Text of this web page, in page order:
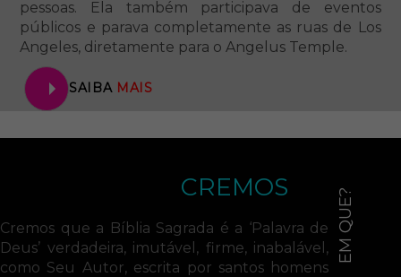
pessoas. Ela também participava de eventos
públicos e parava completamente as ruas de Los
Angeles, diretamente para o Angelus Temple.
SAIBA MAIS
CREMOS
EM QUE?
Cremos que a Bíblia Sagrada é a ‘Palavra de
Deus’ verdadeira, imutável, firme, inabalável,
como Seu Autor, escrita por santos homens